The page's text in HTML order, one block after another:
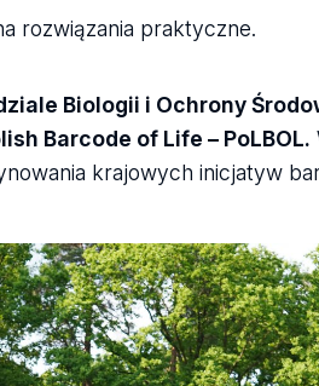
rozwiązania praktyczne.
Biologii i Ochrony
Barcode of Life – PoLBOL.
krajowych inicjatyw